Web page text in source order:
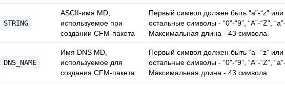
STRING
ASCII-имя MD,
используемое при
создании CFM-пакета
Первый символ должен быть “a”-“z” или
остальные символы - “0”-“9”, “A”-“Z”, “a”-
Максимальная длина - 43 символа.
DNS_NAME
Имя DNS MD,
используемое для
создания CFM-пакета
Первый символ должен быть “a”-“z” или
остальные символы - “0”-“9”, “A”-“Z”, “a”-
Максимальная длина - 43 символа.